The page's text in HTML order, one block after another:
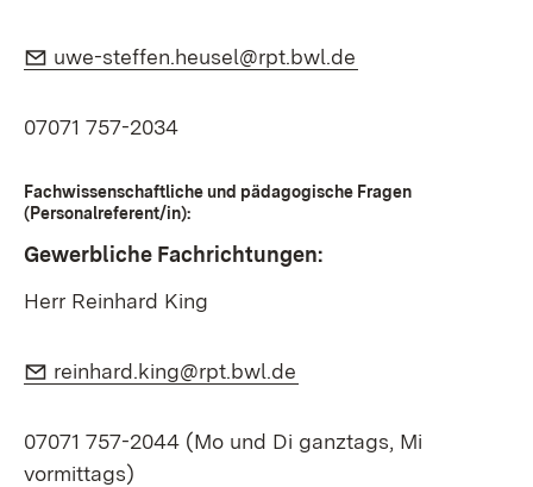
E-Mail:
uwe-steffen.heusel@rpt.bwl.de
07071 757-2034
Fachwissenschaftliche und pädagogische Fragen
(Personalreferent/in):
Gewerbliche Fachrichtungen:
Herr Reinhard King
E-Mail:
reinhard.king@rpt.bwl.de
07071 757-2044 (Mo und Di ganztags, Mi
vormittags)